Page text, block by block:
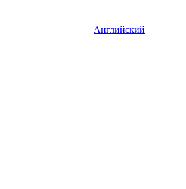
Английский